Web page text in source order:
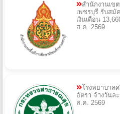
สำนักงานเข
เพชรบุรี รับสมั
เงินเดือน
ส.ค. 2569
โรงพยาบาล
อัตรา จ้างวันล
ส.ค. 2569